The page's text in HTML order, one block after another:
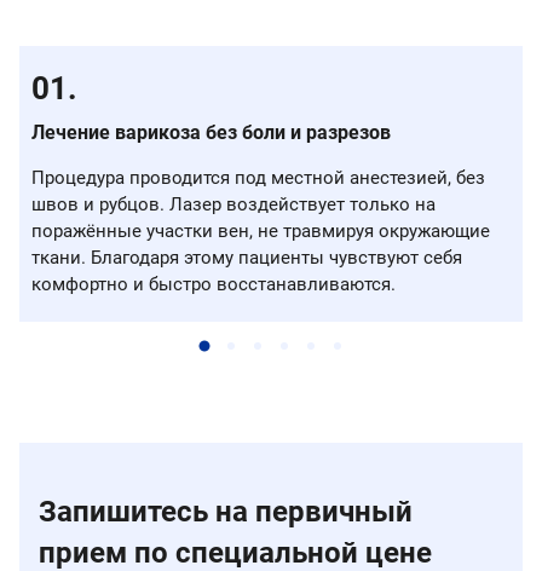
Лечение варикоза без боли и разрезов
Процедура проводится под местной анестезией, без
швов и рубцов. Лазер воздействует только на
поражённые участки вен, не травмируя окружающие
ткани. Благодаря этому пациенты чувствуют себя
комфортно и быстро восстанавливаются.
Запишитесь на первичный
прием по специальной цене